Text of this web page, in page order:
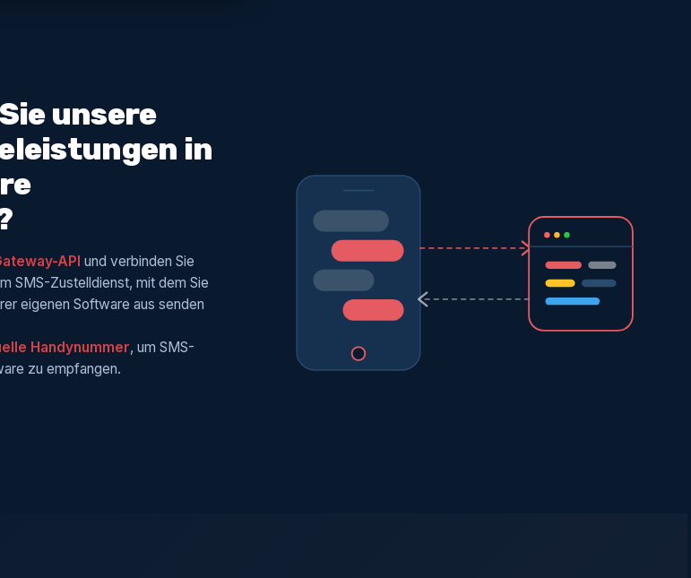
unsere
in
API und verbinden Sie
SMS-Zustelldienst, mit dem Sie
eigenen Software aus senden
Handynummer, um SMS-
zu empfangen.